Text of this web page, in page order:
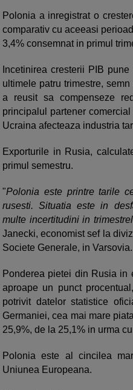
Polonia a inregistrat o
comparativ cu aceeasi
3,4% consemnat in primul
Incetinirea cresterii PIB
ultimele patru trimestre,
a reusit sa compenseze
principalul partener
Ucraina afecteaza industria
Exporturile in Rusia,
primul semestru.
"Polonia este printre tarile
rusesti. Situatia este in
multe incertitudini in
Janecki, economist sef la
Societe Generale, in Varsovia.
Ponderea pietei din Rusia in
aproape un punct
potrivit datelor statistice
Germaniei, cea mai mare
25,9%, de la 25,1% in urma
Polonia este al cincilea
Uniunea Europeana.